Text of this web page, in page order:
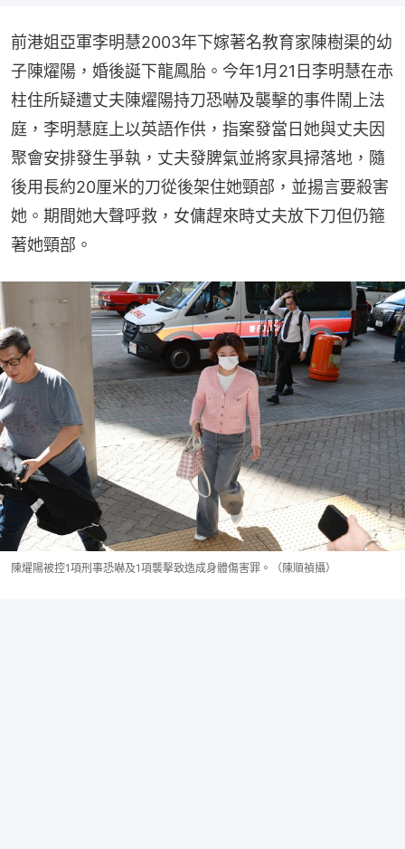
前港姐亞軍李明慧2003年下嫁著名教育家陳樹渠的幼
子陳燿陽，婚後誕下龍鳳胎。今年1月21日李明慧在赤
柱住所疑遭丈夫陳燿陽持刀恐嚇及襲擊的事件鬧上法
庭，李明慧庭上以英語作供，指案發當日她與丈夫因
聚會安排發生爭執，丈夫發脾氣並將家具掃落地，隨
後用長約20厘米的刀從後架住她頸部，並揚言要殺害
她。期間她大聲呼救，女傭趕來時丈夫放下刀但仍箍
著她頸部。
陳燿陽被控1項刑事恐嚇及1項襲擊致造成身體傷害罪。（陳順禎攝）